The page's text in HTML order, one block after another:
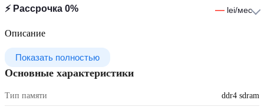
⚡ Рассрочка 0% — lei/мес
Описание
Показать полностью
Основные характеристики
Тип памяти ddr4 sdram